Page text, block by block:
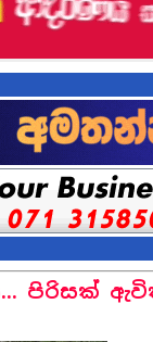
පිරිසක්